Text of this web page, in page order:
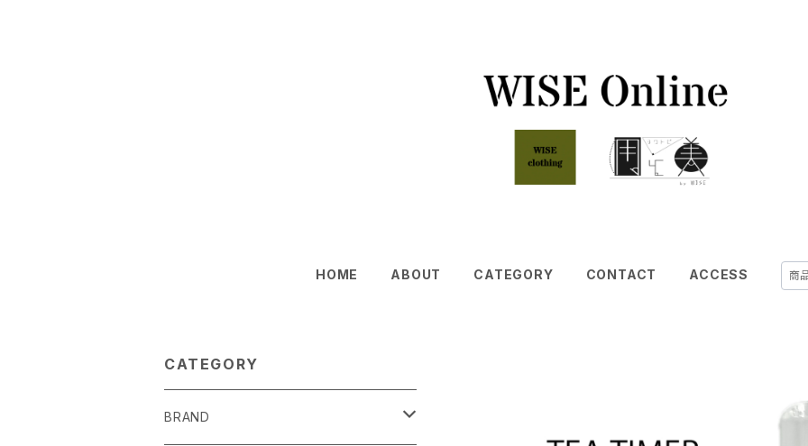
HOME ABOUT CATEGORY CONTACT ACCESS
CATEGORY
BRAND